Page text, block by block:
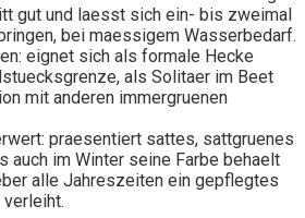
gut und laesst sich ein- bis zweimal
bei maessigem Wasserbedarf.
eignet sich als formale Hecke
als Solitaer im Beet
mit anderen immergruenen
praesentiert sattes, sattgruenes
auch im Winter seine Farbe behaelt
alle Jahreszeiten ein gepflegtes
verleiht.